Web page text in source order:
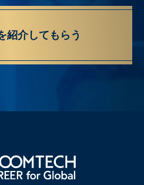
紹介してもらう